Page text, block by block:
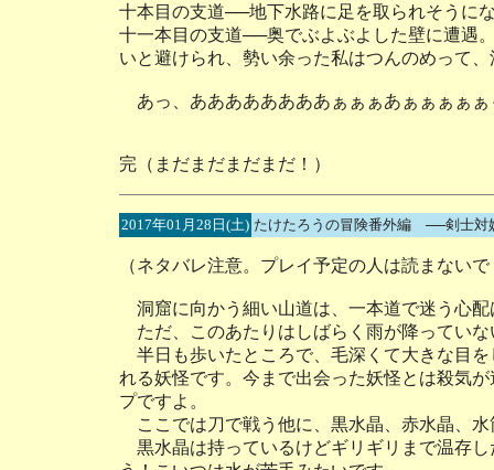
十本目の支道──地下水路に足を取られそうに
十一本目の支道──奥でぶよぶよした壁に遭遇
いと避けられ、勢い余った私はつんのめって
あっ、ああああああああぁぁぁあぁぁぁぁ
完（まだまだまだまだ！）
2017年01月28日(土) たけたろうの冒険番外編 ──剣士
（ネタバレ注意。プレイ予定の人は読まない
洞窟に向かう細い山道は、一本道で迷う心配
ただ、このあたりはしばらく雨が降ってい
半日も歩いたところで、毛深くて大きな目
れる妖怪です。今まで出会った妖怪とは殺気
プですよ。
ここでは刀で戦う他に、黒水晶、赤水晶、水
黒水晶は持っているけどギリギリまで温存